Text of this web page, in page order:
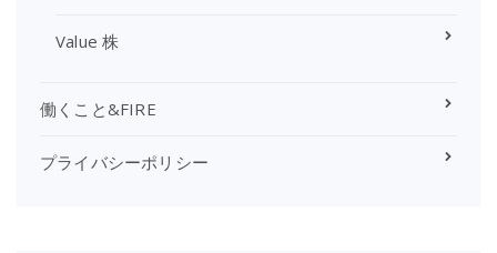
Value 株
働くこと&FIRE
プライバシーポリシー